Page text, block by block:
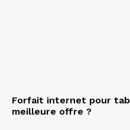
Forfait internet pour
meilleure offre ?